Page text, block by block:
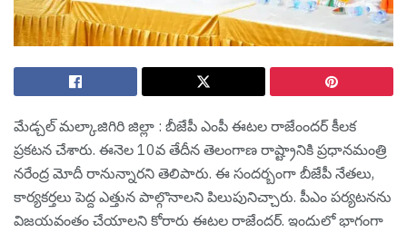
మేడ్చల్ మల్కాజిగిరి జిల్లా : బీజేపీ ఎంపీ ఈట‌ల రాజేంంద‌ర్ కీల‌క
ప్ర‌క‌ట‌న చేశారు. ఈనెల 10వ తేదీన తెలంగాణ రాష్ట్రానికి ప్ర‌ధానమంత్రి
న‌రేంద్ర మోదీ రానున్నార‌ని తెలిపారు. ఈ సంద‌ర్బంగా బీజేపీ నేత‌లు,
కార్య‌క‌ర్త‌లు పెద్ద ఎత్తున పాల్గొనాల‌ని పిలుపునిచ్చారు. పీఎం ప‌ర్య‌ట‌న‌ను
విజ‌య‌వంతం చేయాల‌ని కోరారు ఈట‌ల రాజేంద‌ర్. ఇందులో భాగంగా